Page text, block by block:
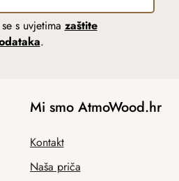
s uvjetima zaštite
.
Mi smo AtmoWood.hr
Kontakt
Naša priča